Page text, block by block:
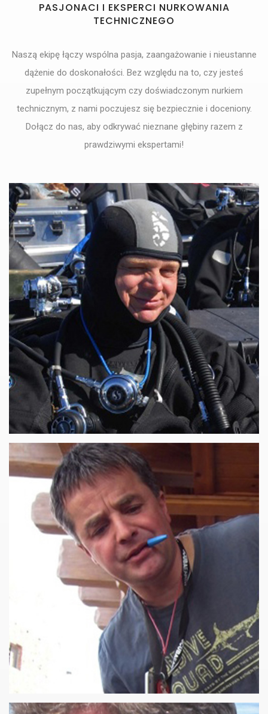
PASJONACI I EKSPERCI NURKOWANIA
TECHNICZNEGO
Naszą ekipę łączy wspólna pasja, zaangażowanie i nieustanne
dążenie do doskonałości. Bez względu na to, czy jesteś
zupełnym początkującym czy doświadczonym nurkiem
technicznym, z nami poczujesz się bezpiecznie i doceniony.
Dołącz do nas, aby odkrywać nieznane głębiny razem z
prawdziwymi ekspertami!